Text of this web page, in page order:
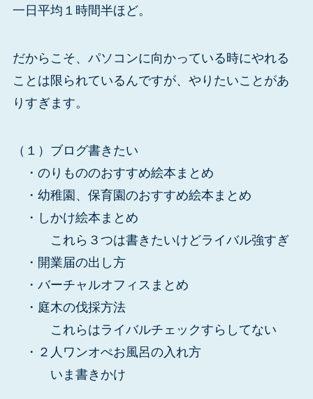
一日平均１時間半ほど。
だからこそ、パソコンに向かっている時にやれる
ことは限られているんですが、やりたいことがあ
りすぎます。
（１）ブログ書きたい
・のりもののおすすめ絵本まとめ
・幼稚園、保育園のおすすめ絵本まとめ
・しかけ絵本まとめ
これら３つは書きたいけどライバル強すぎ
・開業届の出し方
・バーチャルオフィスまとめ
・庭木の伐採方法
これらはライバルチェックすらしてない
・２人ワンオぺお風呂の入れ方
いま書きかけ